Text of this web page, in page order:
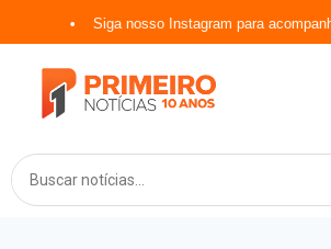
Siga nosso Instagram para